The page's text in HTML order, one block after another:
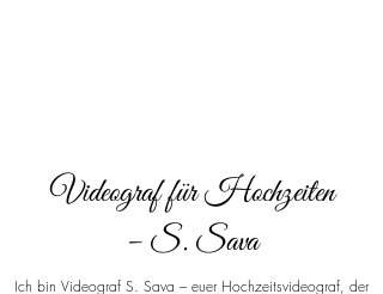
Videograf für Hochzeiten
– S. Sava
Ich bin Videograf S. Sava – euer Hochzeitsvideograf, der